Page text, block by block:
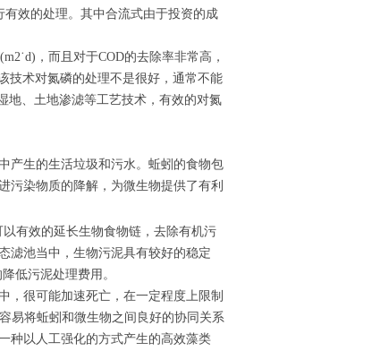
有效的处理。其中合流式由于投资的成
，而且对于COD的去除率非常高，
技术对氮磷的处理不是很好，通常不能
地、土地渗滤等工艺技术，有效的对氮
产生的生活垃圾和污水。蚯蚓的食物包
污染物质的降解，为微生物提供了有利
以有效的延长生物食物链，去除有机污
滤池当中，生物污泥具有较好的稳定
低污泥处理费用。
，很可能加速死亡，在一定程度上限制
易将蚯蚓和微生物之间良好的协同关系
种以人工强化的方式产生的高效藻类